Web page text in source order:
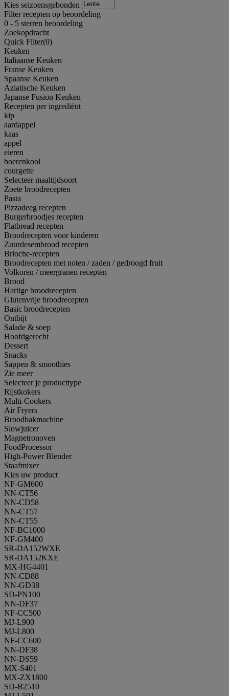
Kies seizoensgebonden
Filter recepten op beoordeling
0 - 5 sterren beoordeling
Zoekopdracht
Quick Filter(0)
Keuken
Italiaanse Keuken
Franse Keuken
Spaanse Keuken
Aziatische Keuken
Japanse Fusion Keuken
Recepten per ingrediënt
kip
aardappel
kaas
appel
eieren
boerenkool
courgette
Selecteer maaltijdsoort
Zoete broodrecepten
Pasta
Pizzadeeg recepten
Burgerbroodjes recepten
Flatbread recepten
Broodrecepten voor kinderen
Zuurdesembrood recepten
Brioche-recepten
Broodrecepten met noten / zaden / gedroogd fruit
Volkoren / meergranen recepten
Brood
Hartige broodrecepten
Glutenvrije broodrecepten
Basic broodrecepten
Ontbijt
Salade & soep
Hoofdgerecht
Dessert
Snacks
Sappen & smoothies
Zie meer
Selecteer je producttype
Rijstkokers
Multi-Cookers
Air Fryers
Broodbakmachine
Slowjuicer
Magnetronoven
FoodProcessor
High-Power Blender
Staafmixer
Kies uw product
NF-GM600
NN-CT56
NN-CD58
NN-CT57
NN-CT55
NF-BC1000
NF-GM400
SR-DA152WXE
SR-DA152KXE
MX-HG4401
NN-CD88
NN-GD38
SD-PN100
NN-DF37
NF-CC500
MJ-L900
MJ-L800
NF-CC600
NN-DF38
NN-DS59
MX-S401
MX-ZX1800
SD-B2510